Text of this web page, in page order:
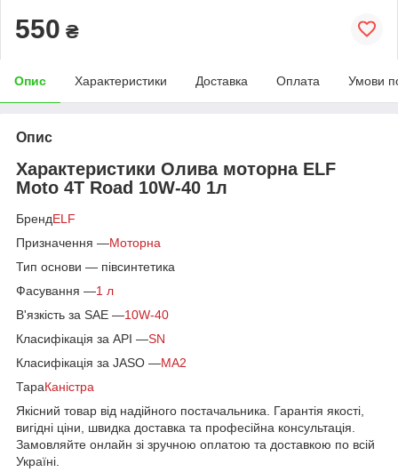
550 ₴
Опис Характеристики Доставка Оплата Умови
Опис
Характеристики Олива моторна ELF
Moto 4Т Road 10W-40 1л
БрендELF
Призначення —Моторна
Тип основи — півсинтетика
Фасування —1 л
В'язкість за SAE —10W-40
Класифікація за API —SN
Класифікація за JASO —MA2
ТараКаністра
Якісний товар від надійного постачальника. Гарантія якості,
вигідні ціни, швидка доставка та професійна консультація.
Замовляйте онлайн зі зручною оплатою та доставкою по всій
Україні.